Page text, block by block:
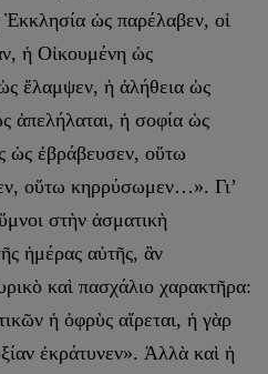
ὡς παρέλαβεν, οἱ
ἡ Οἰκουμένη ὡς
ἔλαμψεν, ἡ ἀλήθεια ὡς
ἀπελήλαται, ἡ σοφία ὡς
ὡς ἐβράβευσεν, οὕτω
οὕτω κηρρύσωμεν…». Γι’
στὴν ἀσματικὴ
ἡμέρας αὐτῆς, ἂν
καὶ πασχάλιο χαρακτῆρα:
ἡ ὀφρὺς αἴρεται, ἡ γὰρ
ἐκράτυνεν». Ἀλλὰ καὶ ἡ